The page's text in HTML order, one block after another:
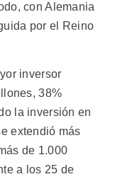
con Alemania
por el Reino
inversor
38%
la inversión en
extendió más
de 1.000
a los 25 de